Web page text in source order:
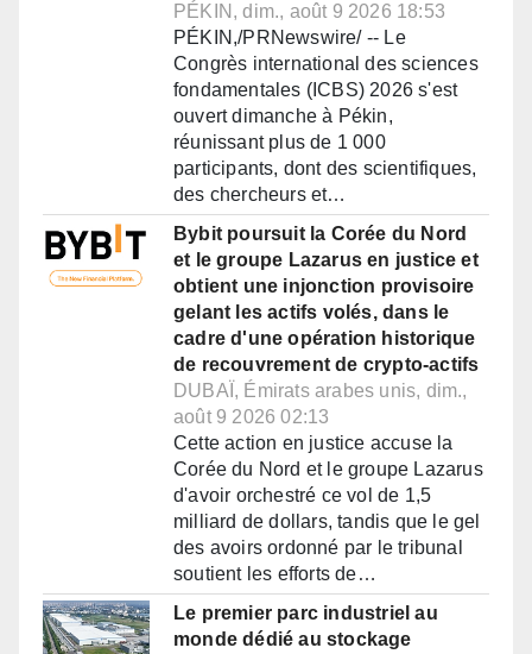
PÉKIN, dim., août 9 2026 18:53
PÉKIN,/PRNewswire/ -- Le
Congrès international des sciences
fondamentales (ICBS) 2026 s'est
ouvert dimanche à Pékin,
réunissant plus de 1 000
participants, dont des scientifiques,
des chercheurs et…
Bybit poursuit la Corée du Nord
et le groupe Lazarus en justice et
obtient une injonction provisoire
gelant les actifs volés, dans le
cadre d'une opération historique
de recouvrement de crypto-actifs
DUBAÏ, Émirats arabes unis, dim.,
août 9 2026 02:13
Cette action en justice accuse la
Corée du Nord et le groupe Lazarus
d'avoir orchestré ce vol de 1,5
milliard de dollars, tandis que le gel
des avoirs ordonné par le tribunal
soutient les efforts de…
Le premier parc industriel au
monde dédié au stockage